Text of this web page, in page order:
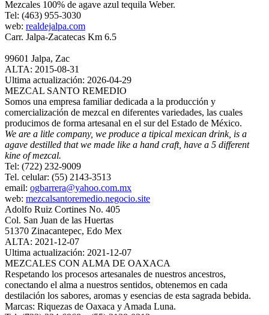
Mezcales 100% de agave azul tequila Weber.
Tel: (463) 955-3030
web: realdejalpa.com
Carr. Jalpa-Zacatecas Km 6.5
99601 Jalpa, Zac
ALTA: 2015-08-31
Ultima actualización: 2026-04-29
MEZCAL SANTO REMEDIO
Somos una empresa familiar dedicada a la producción y
comercialización de mezcal en diferentes variedades, las cuales
producimos de forma artesanal en el sur del Estado de México.
We are a litle company, we produce a tipical mexican drink, is a
agave destilled that we made like a hand craft, have a 5 different
kine of mezcal.
Tel: (722) 232-9009
Tel. celular: (55) 2143-3513
email: ogbarrera@yahoo.com.mx
web: mezcalsantoremedio.negocio.site
Adolfo Ruiz Cortines No. 405
Col. San Juan de las Huertas
51370 Zinacantepec, Edo Mex
ALTA: 2021-12-07
Ultima actualización: 2021-12-07
MEZCALES CON ALMA DE OAXACA
Respetando los procesos artesanales de nuestros ancestros,
conectando el alma a nuestros sentidos, obtenemos en cada
destilación los sabores, aromas y esencias de esta sagrada bebida.
Marcas: Riquezas de Oaxaca y Amada Luna.